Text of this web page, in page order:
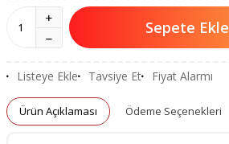
Sepete Ekle
Listeye Ekle Tavsiye Et Fiyat Alarmı
Ürün Açıklaması Ödeme Seçenekleri